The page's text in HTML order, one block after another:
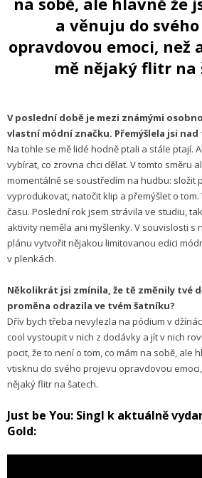
a věnuju do
opravdovou emoci, než
mě nějaký flitr na
V poslední době je mezi známými
vlastní módní značku. Přemýšlela jsi
Na tohle se mě lidé hodně ptali a stále ptají.
vybírat, co zrovna chci dělat. V tomto směru
momentálně se soustředím na hudbu: složit
vyprodukovat, natočit klip a přemýšlet o
času. Poslední rok jsem strávila ve studiu,
aktivity neměla ani myšlenky. V souvislosti s
plánu vytvořit nějakou limitovanou edici
v plenkách.
Několikrát jsi zmínila, že tě změnily tvé
proměna odrazila ve tvém šatníku?
Dřív bych třeba nevylezla na pódium v
cool vystoupit v nich z dodávky a jít v nich
pocit, že to není o tom, co mám na sobě, ale
vtisknu do svého projevu opravdovou
nějaký flitr na šatech.
Just be You: Singl k aktuálně
Gold: